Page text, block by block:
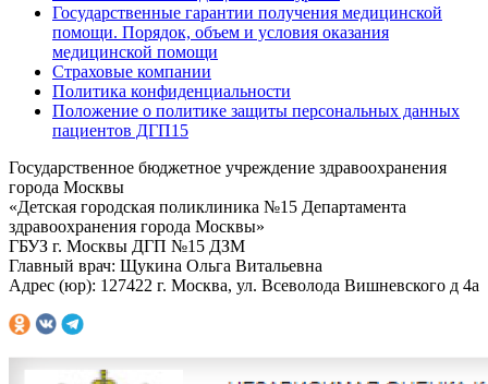
Государственные гарантии получения медицинской
помощи. Порядок, объем и условия оказания
медицинской помощи
Страховые компании
Политика конфиденциальности
Положение о политике защиты персональных данных
пациентов ДГП15
Государственное бюджетное учреждение здравоохранения
города Москвы
«Детская городская поликлиника №15 Департамента
здравоохранения города Москвы»
ГБУЗ г. Москвы ДГП №15 ДЗМ
Главный врач: Щукина Ольга Витальевна
Адрес (юр): 127422 г. Москва, ул. Всеволода Вишневского д 4а